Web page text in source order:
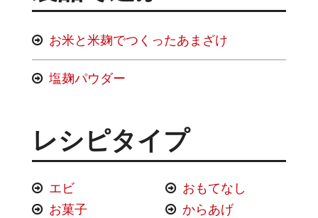
お米と米麹でつくったあまざけ
塩麹パウダー
レシピタイプ
エビ
おもてなし
お菓子
からあげ